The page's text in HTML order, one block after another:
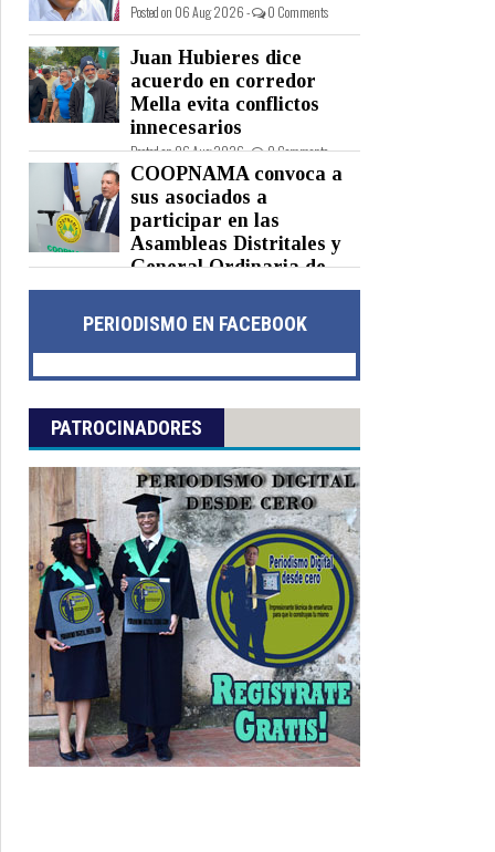
Posted on 06 Aug 2026 - 0 Comments
Juan Hubieres dice
acuerdo en corredor
Mella evita conflictos
innecesarios
Posted on 06 Aug 2026 - 0 Comments
COOPNAMA convoca a
sus asociados a
participar en las
Asambleas Distritales y
General Ordinaria de
Delegados
Posted on 06 Aug 2026 - 0 Comments
PERIODISMO EN FACEBOOK
PATROCINADORES